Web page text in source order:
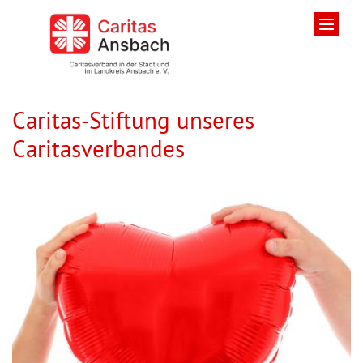
Zum Inhalt springen
Caritas-Stiftung unseres
Caritasverbandes